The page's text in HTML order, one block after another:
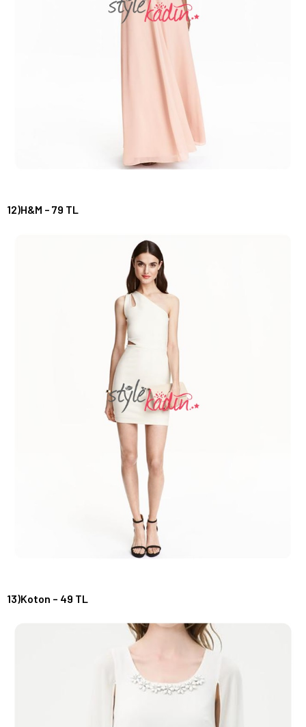
12)H&M – 79 TL
13)Koton – 49 TL